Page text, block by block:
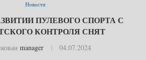
Новости
ПУЛЕВОГО СПОРТА С
КОНТРОЛЯ СНЯТ
manager 04.07.2024